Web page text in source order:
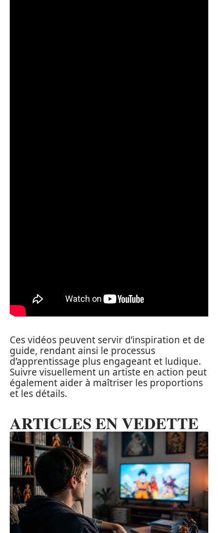
Ces vidéos peuvent servir d’inspiration et de
guide, rendant ainsi le processus
d’apprentissage plus engageant et ludique.
Suivre visuellement un artiste en action peut
également aider à maîtriser les proportions
et les détails.
ARTICLES EN VEDETTE